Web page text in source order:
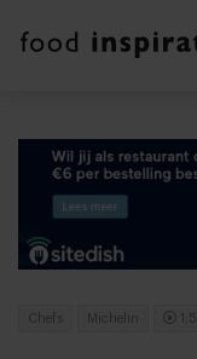
Chefs Michelin